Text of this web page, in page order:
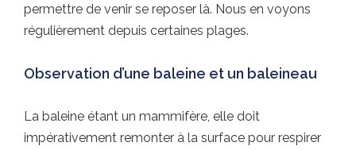
permettre de venir se reposer là. Nous en voyons
régulièrement depuis certaines plages.
Observation d’une baleine et un baleineau
La baleine étant un mammifère, elle doit
impérativement remonter à la surface pour respirer